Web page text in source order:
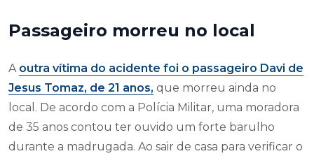
Passageiro morreu no local
A outra vítima do acidente foi o passageiro Davi de
Jesus Tomaz, de 21 anos, que morreu ainda no
local. De acordo com a Polícia Militar, uma moradora
de 35 anos contou ter ouvido um forte barulho
durante a madrugada. Ao sair de casa para verificar o